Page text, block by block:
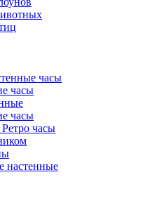
часы
часы
часы
часы
настенные